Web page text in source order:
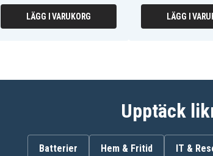
LÄGG I VARUKORG LÄGG I
Upptäck
Batterier Hem & Fritid IT &